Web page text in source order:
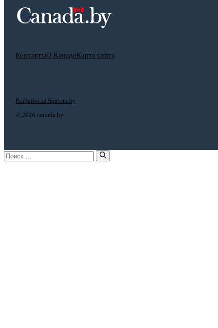
КонтактыО КанадеКарта сайта
© 2026 canada.by
Разработка Spartan.by
Поиск: